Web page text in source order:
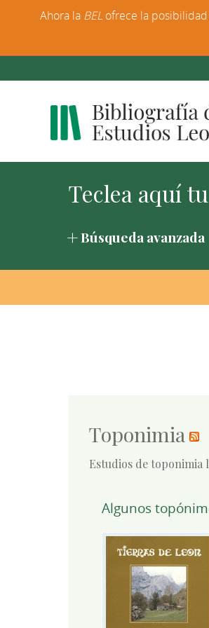
Búsqueda avanzada
Toponimia
Estudios de toponimia
Algunos
Ahora la BEL ofrece la